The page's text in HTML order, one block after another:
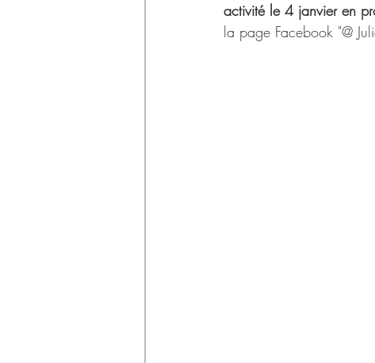
activité le 4 janvier en
la page Facebook "@